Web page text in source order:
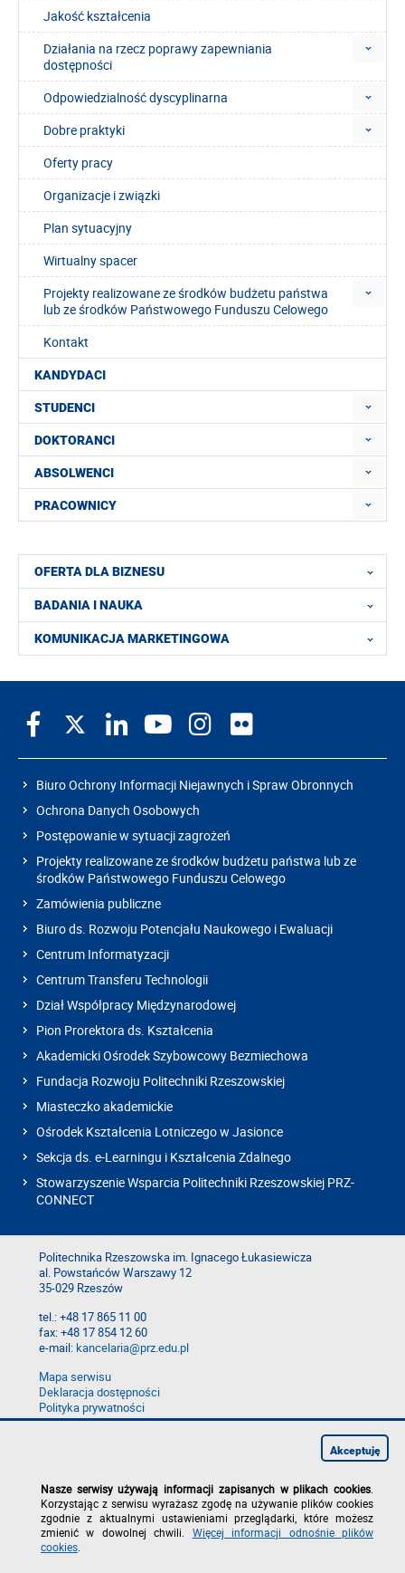
Jakość kształcenia
Działania na rzecz poprawy zapewniania
dostępności
Odpowiedzialność dyscyplinarna
Dobre praktyki
Oferty pracy
Organizacje i związki
Plan sytuacyjny
Wirtualny spacer
Projekty realizowane ze środków budżetu państwa
lub ze środków Państwowego Funduszu Celowego
Kontakt
KANDYDACI
STUDENCI
DOKTORANCI
ABSOLWENCI
PRACOWNICY
OFERTA DLA BIZNESU
BADANIA I NAUKA
KOMUNIKACJA MARKETINGOWA
Biuro Ochrony Informacji Niejawnych i Spraw Obronnych
Ochrona Danych Osobowych
Postępowanie w sytuacji zagrożeń
Projekty realizowane ze środków budżetu państwa lub ze
środków Państwowego Funduszu Celowego
Zamówienia publiczne
Biuro ds. Rozwoju Potencjału Naukowego i Ewaluacji
Centrum Informatyzacji
Centrum Transferu Technologii
Dział Współpracy Międzynarodowej
Pion Prorektora ds. Kształcenia
Akademicki Ośrodek Szybowcowy Bezmiechowa
Fundacja Rozwoju Politechniki Rzeszowskiej
Miasteczko akademickie
Ośrodek Kształcenia Lotniczego w Jasionce
Sekcja ds. e-Learningu i Kształcenia Zdalnego
Stowarzyszenie Wsparcia Politechniki Rzeszowskiej PRZ-
CONNECT
Politechnika Rzeszowska im. Ignacego Łukasiewicza
al. Powstańców Warszawy 12
35-029 Rzeszów
tel.: +48 17 865 11 00
fax: +48 17 854 12 60
e-mail:kancelaria@prz.edu.pl
Mapa serwisu
Deklaracja dostępności
Polityka prywatności
Zgłoś błąd na stronie
Nasze serwisy używają informacji zapisanych w plikach cookies
Korzystając z serwisu wyrażasz zgodę na używanie plików cookies
zgodnie z aktualnymi ustawieniami przeglądarki, które możesz
zmienić w dowolnej chwili. Więcej informacji odnośnie plików
cookies
Akceptuję